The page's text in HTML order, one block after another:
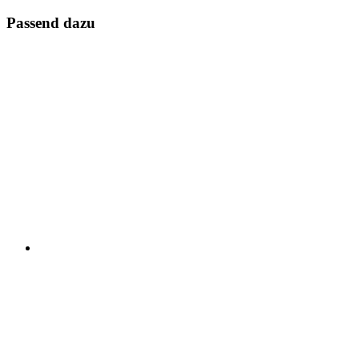
Passend dazu